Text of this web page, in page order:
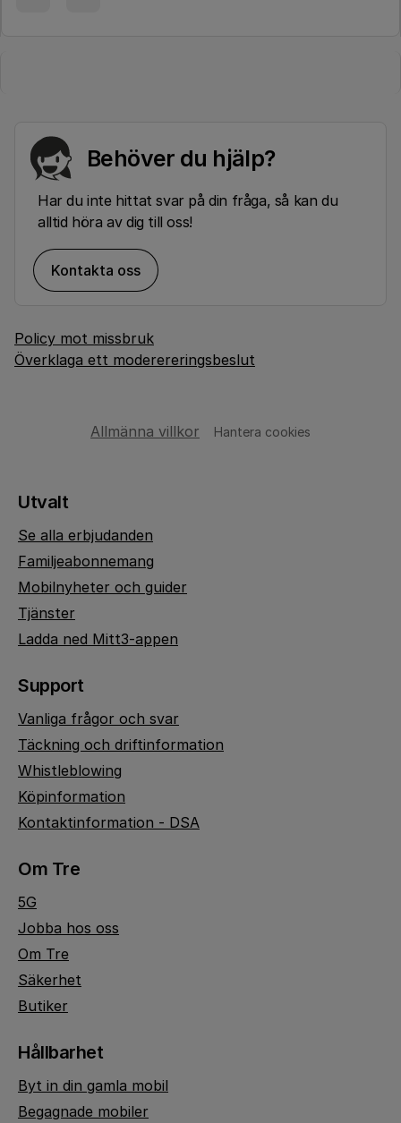
Behöver du hjälp?
Har du inte hittat svar på din fråga, så kan du
alltid höra av dig till oss!
Kontakta oss
Policy mot missbruk
Överklaga ett moderereringsbeslut
Allmänna villkor Hantera cookies
Utvalt
Se alla erbjudanden
Familjeabonnemang
Mobilnyheter och guider
Tjänster
Ladda ned Mitt3-appen
Support
Vanliga frågor och svar
Täckning och driftinformation
Whistleblowing
Köpinformation
Kontaktinformation - DSA
Om Tre
5G
Jobba hos oss
Om Tre
Säkerhet
Butiker
Hållbarhet
Byt in din gamla mobil
Begagnade mobiler